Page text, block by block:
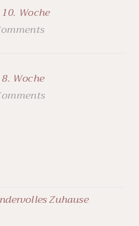
Woche
Woche
Zuhause